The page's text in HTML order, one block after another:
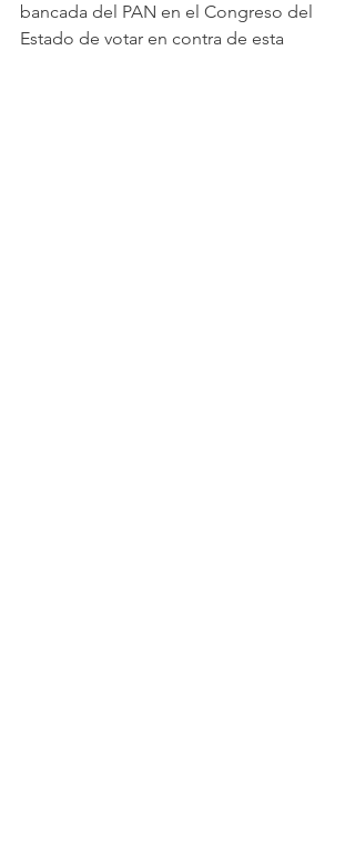
bancada del PAN en el Congreso del
Estado de votar en contra de esta